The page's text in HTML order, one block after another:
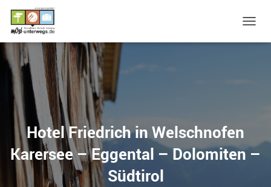
A
U
M
Hotel Friedrich in Welschnofen
Karersee – Eggental – Dolomiten –
Südtirol